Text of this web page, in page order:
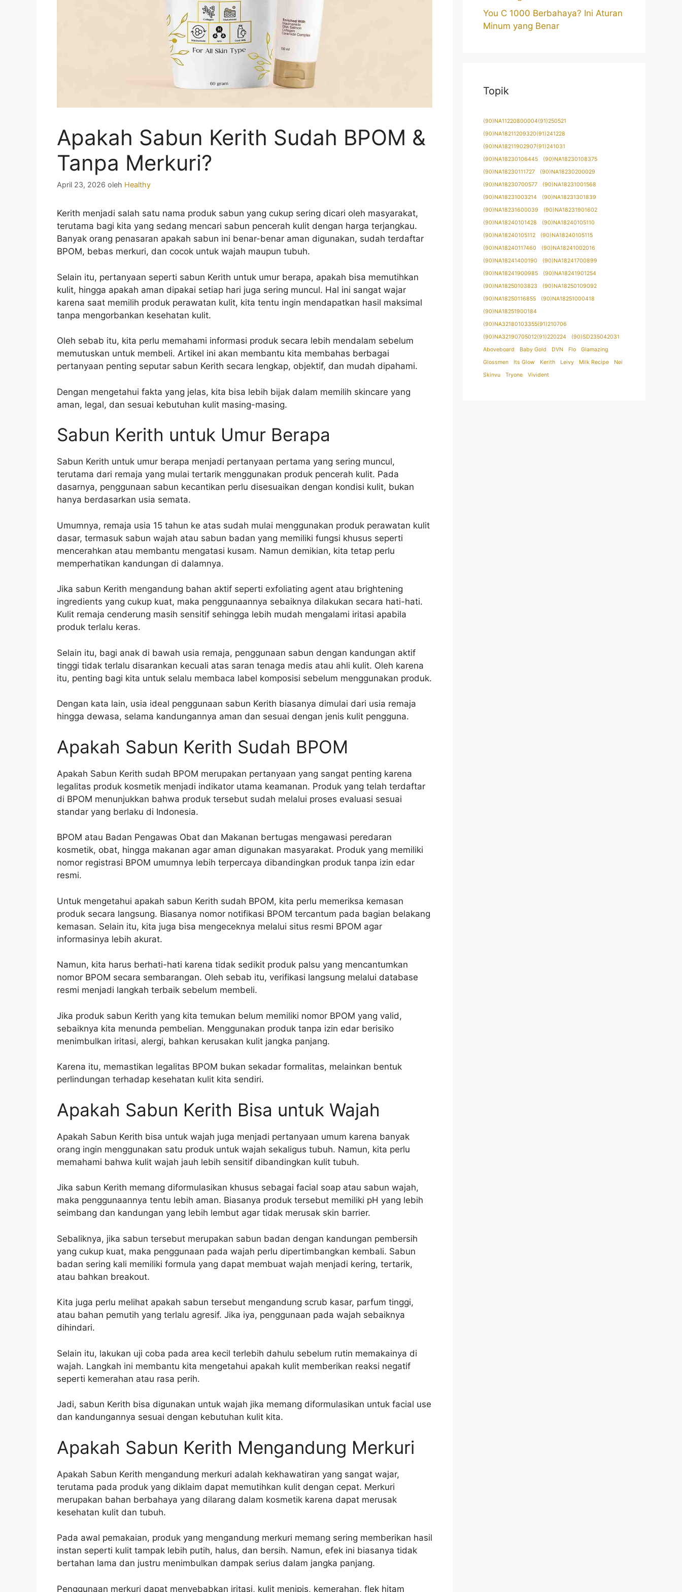
Apakah Sabun Kerith Sudah BPOM &
Tanpa Merkuri?
April 23, 2026 oleh Healthy
Kerith menjadi salah satu nama produk sabun yang cukup sering dicari oleh masyarakat,
terutama bagi kita yang sedang mencari sabun pencerah kulit dengan harga terjangkau.
Banyak orang penasaran apakah sabun ini benar-benar aman digunakan, sudah terdaftar
BPOM, bebas merkuri, dan cocok untuk wajah maupun tubuh.
Selain itu, pertanyaan seperti sabun Kerith untuk umur berapa, apakah bisa memutihkan
kulit, hingga apakah aman dipakai setiap hari juga sering muncul. Hal ini sangat wajar
karena saat memilih produk perawatan kulit, kita tentu ingin mendapatkan hasil maksimal
tanpa mengorbankan kesehatan kulit.
Oleh sebab itu, kita perlu memahami informasi produk secara lebih mendalam sebelum
memutuskan untuk membeli. Artikel ini akan membantu kita membahas berbagai
pertanyaan penting seputar sabun Kerith secara lengkap, objektif, dan mudah dipahami.
Dengan mengetahui fakta yang jelas, kita bisa lebih bijak dalam memilih skincare yang
aman, legal, dan sesuai kebutuhan kulit masing-masing.
Sabun Kerith untuk Umur Berapa
Sabun Kerith untuk umur berapa menjadi pertanyaan pertama yang sering muncul,
terutama dari remaja yang mulai tertarik menggunakan produk pencerah kulit. Pada
dasarnya, penggunaan sabun kecantikan perlu disesuaikan dengan kondisi kulit, bukan
hanya berdasarkan usia semata.
Umumnya, remaja usia 15 tahun ke atas sudah mulai menggunakan produk perawatan kulit
dasar, termasuk sabun wajah atau sabun badan yang memiliki fungsi khusus seperti
mencerahkan atau membantu mengatasi kusam. Namun demikian, kita tetap perlu
memperhatikan kandungan di dalamnya.
Jika sabun Kerith mengandung bahan aktif seperti exfoliating agent atau brightening
ingredients yang cukup kuat, maka penggunaannya sebaiknya dilakukan secara hati-hati.
Kulit remaja cenderung masih sensitif sehingga lebih mudah mengalami iritasi apabila
produk terlalu keras.
Selain itu, bagi anak di bawah usia remaja, penggunaan sabun dengan kandungan aktif
tinggi tidak terlalu disarankan kecuali atas saran tenaga medis atau ahli kulit. Oleh karena
itu, penting bagi kita untuk selalu membaca label komposisi sebelum menggunakan produk.
Dengan kata lain, usia ideal penggunaan sabun Kerith biasanya dimulai dari usia remaja
hingga dewasa, selama kandungannya aman dan sesuai dengan jenis kulit pengguna.
Apakah Sabun Kerith Sudah BPOM
Apakah Sabun Kerith sudah BPOM merupakan pertanyaan yang sangat penting karena
legalitas produk kosmetik menjadi indikator utama keamanan. Produk yang telah terdaftar
di BPOM menunjukkan bahwa produk tersebut sudah melalui proses evaluasi sesuai
standar yang berlaku di Indonesia.
BPOM atau Badan Pengawas Obat dan Makanan bertugas mengawasi peredaran
kosmetik, obat, hingga makanan agar aman digunakan masyarakat. Produk yang memiliki
nomor registrasi BPOM umumnya lebih terpercaya dibandingkan produk tanpa izin edar
resmi.
Untuk mengetahui apakah sabun Kerith sudah BPOM, kita perlu memeriksa kemasan
produk secara langsung. Biasanya nomor notifikasi BPOM tercantum pada bagian belakang
kemasan. Selain itu, kita juga bisa mengeceknya melalui situs resmi BPOM agar
informasinya lebih akurat.
Namun, kita harus berhati-hati karena tidak sedikit produk palsu yang mencantumkan
nomor BPOM secara sembarangan. Oleh sebab itu, verifikasi langsung melalui database
resmi menjadi langkah terbaik sebelum membeli.
Jika produk sabun Kerith yang kita temukan belum memiliki nomor BPOM yang valid,
sebaiknya kita menunda pembelian. Menggunakan produk tanpa izin edar berisiko
menimbulkan iritasi, alergi, bahkan kerusakan kulit jangka panjang.
Karena itu, memastikan legalitas BPOM bukan sekadar formalitas, melainkan bentuk
perlindungan terhadap kesehatan kulit kita sendiri.
Apakah Sabun Kerith Bisa untuk Wajah
Apakah Sabun Kerith bisa untuk wajah juga menjadi pertanyaan umum karena banyak
orang ingin menggunakan satu produk untuk wajah sekaligus tubuh. Namun, kita perlu
memahami bahwa kulit wajah jauh lebih sensitif dibandingkan kulit tubuh.
Jika sabun Kerith memang diformulasikan khusus sebagai facial soap atau sabun wajah,
maka penggunaannya tentu lebih aman. Biasanya produk tersebut memiliki pH yang lebih
seimbang dan kandungan yang lebih lembut agar tidak merusak skin barrier.
Sebaliknya, jika sabun tersebut merupakan sabun badan dengan kandungan pembersih
yang cukup kuat, maka penggunaan pada wajah perlu dipertimbangkan kembali. Sabun
badan sering kali memiliki formula yang dapat membuat wajah menjadi kering, tertarik,
atau bahkan breakout.
Kita juga perlu melihat apakah sabun tersebut mengandung scrub kasar, parfum tinggi,
atau bahan pemutih yang terlalu agresif. Jika iya, penggunaan pada wajah sebaiknya
dihindari.
Selain itu, lakukan uji coba pada area kecil terlebih dahulu sebelum rutin memakainya di
wajah. Langkah ini membantu kita mengetahui apakah kulit memberikan reaksi negatif
seperti kemerahan atau rasa perih.
Jadi, sabun Kerith bisa digunakan untuk wajah jika memang diformulasikan untuk facial use
dan kandungannya sesuai dengan kebutuhan kulit kita.
Apakah Sabun Kerith Mengandung Merkuri
Apakah Sabun Kerith mengandung merkuri adalah kekhawatiran yang sangat wajar,
terutama pada produk yang diklaim dapat memutihkan kulit dengan cepat. Merkuri
merupakan bahan berbahaya yang dilarang dalam kosmetik karena dapat merusak
kesehatan kulit dan tubuh.
Pada awal pemakaian, produk yang mengandung merkuri memang sering memberikan hasil
instan seperti kulit tampak lebih putih, halus, dan bersih. Namun, efek ini biasanya tidak
bertahan lama dan justru menimbulkan dampak serius dalam jangka panjang.
Penggunaan merkuri dapat menyebabkan iritasi, kulit menipis, kemerahan, flek hitam
You C 1000 Berbahaya? Ini Aturan
Minum yang Benar
Topik
(90)NA11220800004(91)250521
(90)NA18211209320(91)241228
(90)NA18211902907(91)241031
(90)NA18230106445
(90)NA18230108375
(90)NA18230111727
(90)NA18230200029
(90)NA18230700577
(90)NA18231001568
(90)NA18231003214
(90)NA18231301839
(90)NA18231600039
(90)NA18231901602
(90)NA18240101428
(90)NA18240105110
(90)NA18240105112
(90)NA18240105115
(90)NA18240117460
(90)NA18241002016
(90)NA18241400190
(90)NA18241700899
(90)NA18241900985
(90)NA18241901254
(90)NA18250103823
(90)NA18250109092
(90)NA18250116855
(90)NA18251000418
(90)NA18251900184
(90)NA32180103355(91)210706
(90)NA32190705012(91)220224
(90)SD235042031
Aboveboard
Baby Gold DVN Flo
Glamazing
Glossmen
Its Glow Kerith Leivy Milk Recipe
Nei
Skinvu
Tryone Vivident